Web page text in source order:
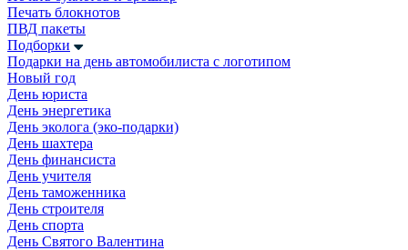
Печать блокнотов
ПВД пакеты
Подборки
Подарки на день автомобилиста с логотипом
Новый год
День юриста
День энергетика
День эколога (эко-подарки)
День шахтера
День финансиста
День учителя
День таможенника
День строителя
День спорта
День Святого Валентина